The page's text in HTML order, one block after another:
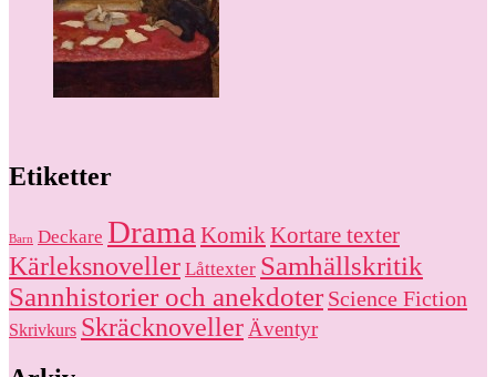
Etiketter
Barn Deckare Drama Komik Kortare texter
Kärleksnoveller Låttexter Samhällskritik
Sannhistorier och anekdoter Science Fiction
Skrivkurs Skräcknoveller Äventyr